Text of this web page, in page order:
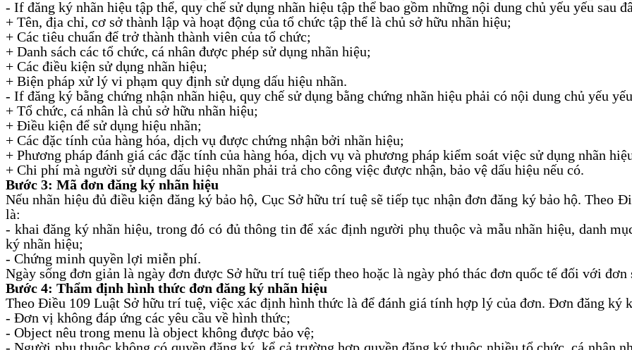
- If đăng ký nhãn hiệu tập thể, quy chế sử dụng nhãn hiệu tập thể bao gồm những nội dung chủ yếu yếu sau
+ Tên, địa chỉ, cơ sở thành lập và hoạt động của tổ chức tập thể là chủ sở hữu nhãn hiệu;
+ Các tiêu chuẩn để trở thành thành viên của tổ chức;
+ Danh sách các tổ chức, cá nhân được phép sử dụng nhãn hiệu;
+ Các điều kiện sử dụng nhãn hiệu;
+ Biện pháp xử lý vi phạm quy định sử dụng dấu hiệu nhãn.
- If đăng ký bằng chứng nhận nhãn hiệu, quy chế sử dụng bằng chứng nhãn hiệu phải có nội dung chủ yếu
+ Tổ chức, cá nhân là chủ sở hữu nhãn hiệu;
+ Điều kiện để sử dụng hiệu nhãn;
+ Các đặc tính của hàng hóa, dịch vụ được chứng nhận bởi nhãn hiệu;
+ Phương pháp đánh giá các đặc tính của hàng hóa, dịch vụ và phương pháp kiểm soát việc sử dụng nhãn
+ Chi phí mà người sử dụng dấu hiệu nhãn phải trả cho công việc được nhận, bảo vệ dấu hiệu nếu có.
Bước 3: Mã đơn đăng ký nhãn hiệu
Nếu nhãn hiệu đủ điều kiện đăng ký bảo hộ, Cục Sở hữu trí tuệ sẽ tiếp tục nhận đơn đăng ký bảo hộ. Theo
là:
- khai đăng ký nhãn hiệu, trong đó có đủ thông tin để xác định người phụ thuộc và mẫu nhãn hiệu, danh
ký nhãn hiệu;
- Chứng minh quyền lợi miễn phí.
Ngày sống đơn giản là ngày đơn được Sở hữu trí tuệ tiếp theo hoặc là ngày phó thác đơn quốc tế đối với đơn
Bước 4: Thẩm định hình thức đơn đăng ký nhãn hiệu
Theo Điều 109 Luật Sở hữu trí tuệ, việc xác định hình thức là để đánh giá tính hợp lý của đơn. Đơn đăng ký
- Đơn vị không đáp ứng các yêu cầu về hình thức;
- Object nêu trong menu là object không được bảo vệ;